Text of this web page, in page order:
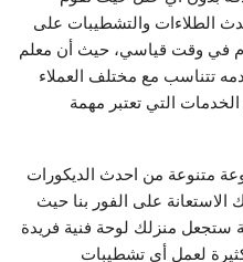
الطلاءات والتشطيبات على
في وقت قياسي، حيث أن معلم
تتناسب مع مختلف العملاء
التي تعتبر مهمة
متنوعة من احدث الديكورات
الاستعانة على الفور بنا حيث
ستجعل منزلك لوحة فنية فريدة
لعمل أي تشطيبات